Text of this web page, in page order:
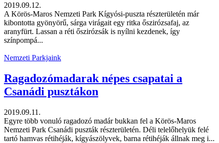
2019.09.12.
A Körös-Maros Nemzeti Park Kígyósi-puszta részterületén már
kibontotta gyönyörű, sárga virágait egy ritka őszirózsafaj, az
aranyfürt. Lassan a réti őszirózsák is nyílni kezdenek, így
színpompá...
Nemzeti Parkjaink
Ragadozómadarak népes csapatai a
Csanádi pusztákon
2019.09.11.
Egyre több vonuló ragadozó madár bukkan fel a Körös-Maros
Nemzeti Park Csanádi puszták részterületén. Déli telelőhelyük felé
tartó hamvas rétihéják, kígyászölyvek, barna rétihéják állnak meg i...